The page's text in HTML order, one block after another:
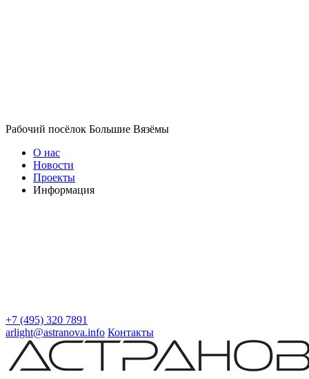
Рабочий посёлок Большие Вязёмы
О нас
Новости
Проекты
Информация
+7 (495) 320 7891
arlight@astranova.info Контакты